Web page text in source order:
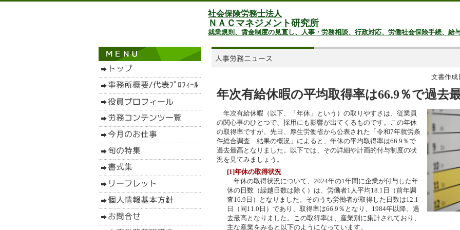
社会保険労務士法人
ＮＡＣマネジメント研究所
就業規則、賃金制度の見直し、人事・労務相談、行政対応、労働社会保険手続、給
文書作成
年次有給休暇の平均取得率は66.9％で過去
年次有給休暇（以下、「年休」という）の取りやすさは、従業員
の関心事のひとつで、採用にも影響が出てくるものです。この年休
の取得率ですが、先日、厚生労働省から公表された「令和7年就労条
件総合調査 結果の概況」によると、年休の平均取得率は66.9％で
過去最高となりました。以下では、その詳細や計画的付与制度の状
況を見てみましょう。
[1]年休の取得状況
年休の取得状況について、2024年の1年間に企業が付与した年
休の日数（繰越日数は除く）は、労働者1人平均18.1日（前年調
査16.9日）となりました。そのうち労働者が取得した日数は12.1
日（同11.0日）であり、取得率は66.9％となり、1984年以降、過
去最高となりました。この取得率は、産業別に集計されており、
主な産業をみると以下のようになっています。